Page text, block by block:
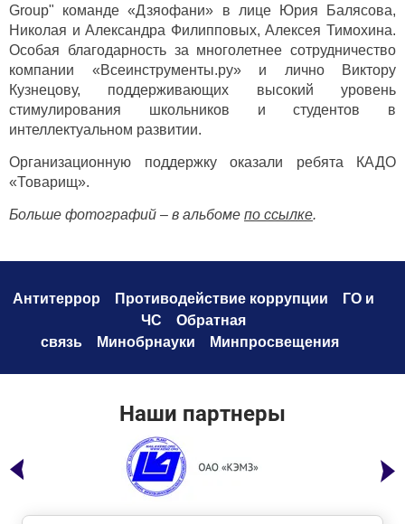
Group" команде «Дзяофани» в лице Юрия Балясова,
Николая и Александра Филипповых, Алексея Тимохина.
Особая благодарность за многолетнее сотрудничество
компании «Всеинструменты.ру» и лично Виктору
Кузнецову, поддерживающих высокий уровень
стимулирования школьников и студентов в
интеллектуальном развитии.
Организационную поддержку оказали ребята КАДО
«Товарищ».
Больше фотографий – в альбоме по ссылке.
Антитеррор Противодействие коррупции
ГО и
ЧС
Обратная
связь
Минобрнауки Минпросвещения
Наши партнеры